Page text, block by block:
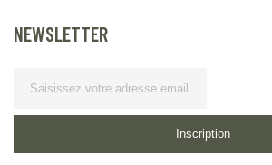
NEWSLETTER
Inscription